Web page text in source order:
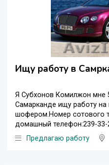
Ищу работу в
Я Субхонов Комилжон мне
Самарканде ищу работу на
шофером.Номер сотового
домашный телефон:239-33-
Предлагаю работу